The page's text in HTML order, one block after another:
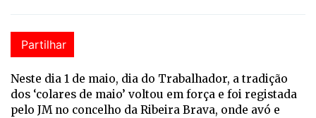
Partilhar
Neste dia 1 de maio, dia do Trabalhador, a tradição
dos ‘colares de maio’ voltou em força e foi registada
pelo JM no concelho da Ribeira Brava, onde avó e